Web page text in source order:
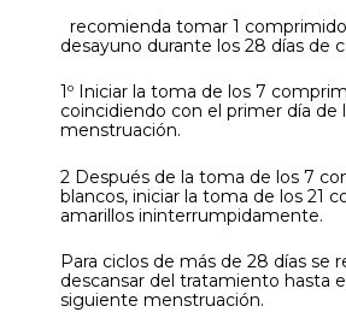
recomienda tomar 1
desayuno durante los 28 días de
1º Iniciar la toma de los 7
coincidiendo con el primer día de
menstruación.
2 Después de la toma de los 7
blancos, iniciar la toma de los 21
amarillos ininterrumpidamente.
Para ciclos de más de 28 días se
descansar del tratamiento hasta
siguiente menstruación.